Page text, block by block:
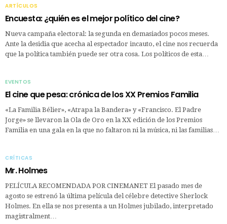
ARTÍCULOS
Encuesta: ¿quién es el mejor político del cine?
Nueva campaña electoral: la segunda en demasiados pocos meses.
Ante la desidia que acecha al espectador incauto, el cine nos recuerda
que la política también puede ser otra cosa. Los políticos de esta…
EVENTOS
El cine que pesa: crónica de los XX Premios Familia
«La Familia Bélier», «Atrapa la Bandera» y «Francisco. El Padre
Jorge» se llevaron la Ola de Oro en la XX edición de los Premios
Familia en una gala en la que no faltaron ni la música, ni las familias…
CRÍTICAS
Mr. Holmes
PELÍCULA RECOMENDADA POR CINEMANET El pasado mes de
agosto se estrenó la última película del célebre detective Sherlock
Holmes. En ella se nos presenta a un Holmes jubilado, interpretado
magistralment…